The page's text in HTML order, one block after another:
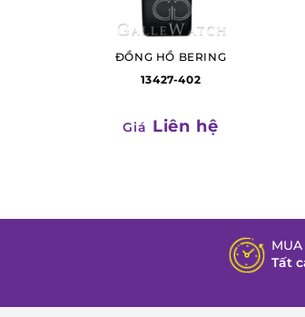
ĐỒNG HỒ BERING
13427-402
Giá Liên hệ
Tất